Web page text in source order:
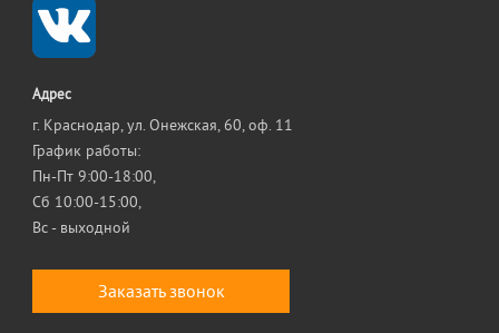
Адрес
г. Краснодар, ул. Онежская, 60, оф. 11
График работы:
Пн-Пт 9:00-18:00,
Сб 10:00-15:00,
Вс - выходной
Заказать звонок